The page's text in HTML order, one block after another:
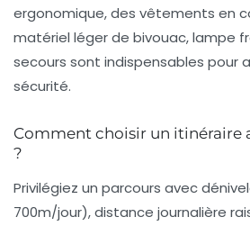
ergonomique, des vêtements en
matériel léger de bivouac, lampe
secours sont indispensables pour
sécurité.
Comment choisir un itinéraire
?
Privilégiez un parcours avec
700m/jour), distance journalière